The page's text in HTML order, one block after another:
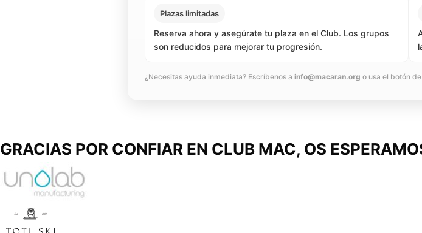
Plazas limitadas
Reserva ahora y asegúrate tu plaza en el Club. Los grupos
son reducidos para mejorar tu progresión.
¿Necesitas ayuda inmediata? Escríbenos a info@macaran.org o usa el botón
GRACIAS POR CONFIAR EN CLUB MAC, OS